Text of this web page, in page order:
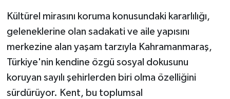
Kültürel mirasını koruma konusundaki kararlılığı,
geleneklerine olan sadakati ve aile yapısını
merkezine alan yaşam tarzıyla Kahramanmaraş,
Türkiye'nin kendine özgü sosyal dokusunu
koruyan sayılı şehirlerden biri olma özelliğini
sürdürüyor. Kent, bu toplumsal